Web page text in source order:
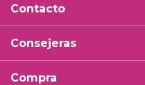
Contacto
Consejeras
Compra